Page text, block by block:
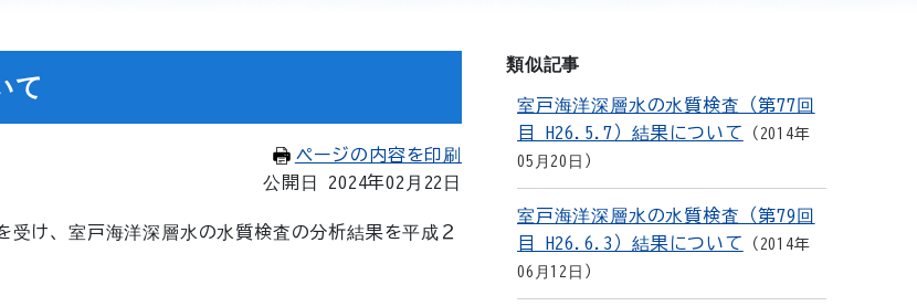
て
ページの内容を印刷
公開日 2024年02月22日
け、室戸海洋深層水の水質検査の分析結果を平成２
類似記事
室戸海洋深層水の水質検査（第77回
目 H26.5.7）結果について
2014年
05月20日
室戸海洋深層水の水質検査（第79回
目 H26.6.3）結果について
2014年
06月12日